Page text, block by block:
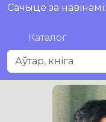
Сачыце за навінамі:
Каталог